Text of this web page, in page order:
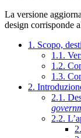
La versione
design corrisponde
1. Scopo,
1.1.
1.2.
1.3.
2.
2.1.
2.2.